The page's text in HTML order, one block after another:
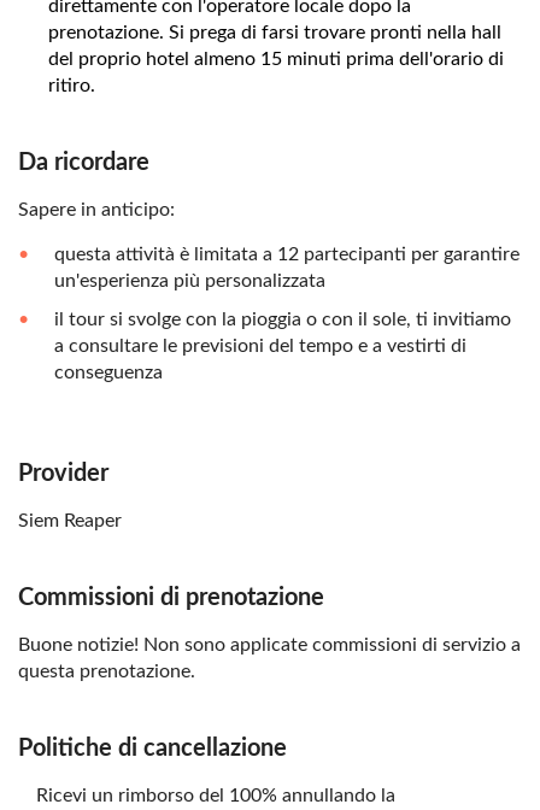
direttamente con l'operatore locale dopo la
prenotazione. Si prega di farsi trovare pronti nella hall
del proprio hotel almeno 15 minuti prima dell'orario di
ritiro.
Da ricordare
Sapere in anticipo:
questa attività è limitata a 12 partecipanti per garantire
un'esperienza più personalizzata
il tour si svolge con la pioggia o con il sole, ti invitiamo
a consultare le previsioni del tempo e a vestirti di
conseguenza
Provider
Siem Reaper
Commissioni di prenotazione
Buone notizie! Non sono applicate commissioni di servizio a
questa prenotazione.
Politiche di cancellazione
Ricevi un rimborso del 100% annullando la